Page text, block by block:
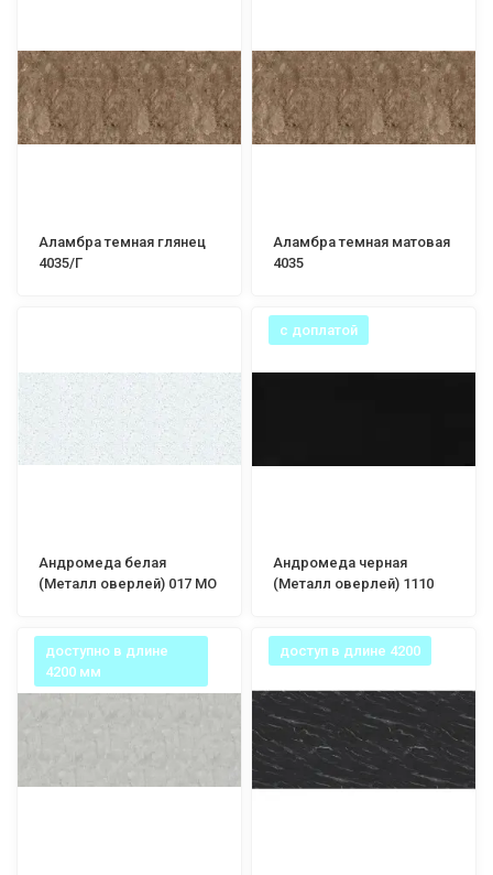
Аламбра темная глянец
4035/Г
Аламбра темная матовая
4035
Андромеда белая
(Металл оверлей) 017 МО
с доплатой
Андромеда черная
(Металл оверлей) 1110
доступно в длине
4200 мм
доступ в длине 4200